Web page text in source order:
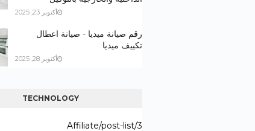
أكتوبر 23, 2025
رقم صيانة ميديا - صيانة اعطال
تكييف ميديا
أكتوبر 28, 2025
TECHNOLOGY
3/Affiliate/post-list